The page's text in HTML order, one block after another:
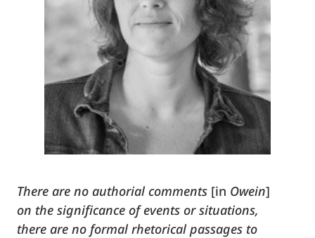
There are no authorial comments [in Owein]
on the significance of events or situations,
there are no formal rhetorical passages to